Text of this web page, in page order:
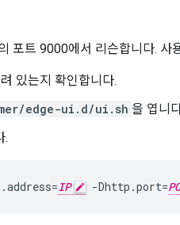
포트 9000에서 리슨합니다. 사
있는지 확인합니다.
edge-ui.d/ui.sh 을 엽니
.
IP -Dhttp.port=